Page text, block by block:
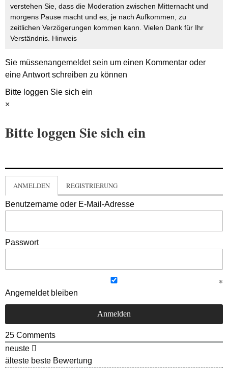
verstehen Sie, dass die Moderation zwischen Mitternacht und
morgens Pause macht und es, je nach Aufkommen, zu
zeitlichen Verzögerungen kommen kann. Vielen Dank für Ihr
Verständnis. Hinweis
Sie müssenangemeldetsein um einen Kommentar oder
eine Antwort schreiben zu können
Bitte loggen Sie sich ein
×
Bitte loggen Sie sich ein
ANMELDEN REGISTRIERUNG
Benutzername oder E-Mail-Adresse
Passwort
Angemeldet bleiben
25 Comments
neuste
älteste beste Bewertung